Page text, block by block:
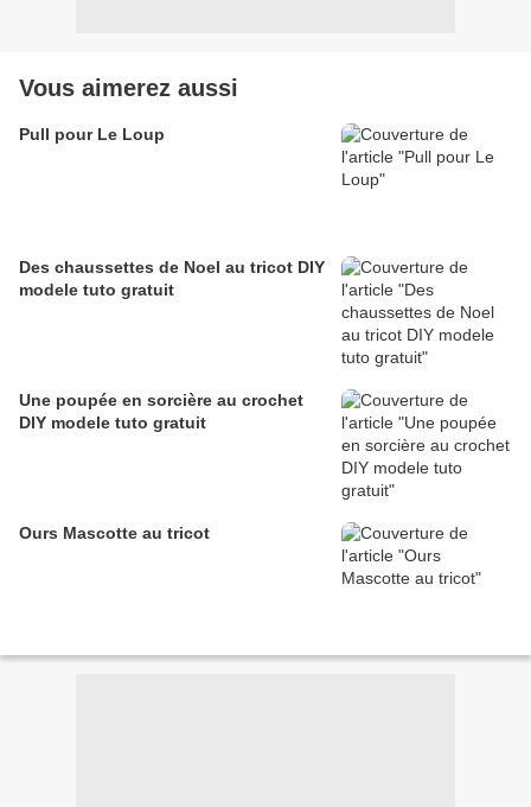
Vous aimerez aussi
Pull pour Le Loup
Des chaussettes de Noel au tricot DIY
modele tuto gratuit
Une poupée en sorcière au crochet
DIY modele tuto gratuit
Ours Mascotte au tricot